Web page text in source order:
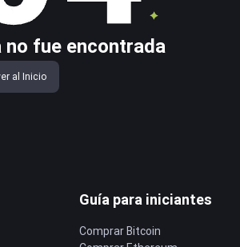
no fue encontrada
al Inicio
Guía para iniciantes
Comprar Bitcoin